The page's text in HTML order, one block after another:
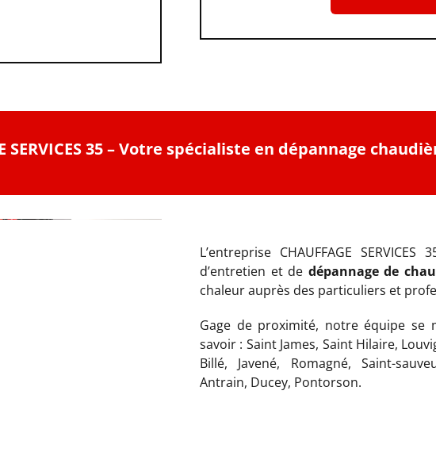
SERVICES 35 – Votre spécialiste en dépannage
L’entreprise CHAUFFAGE
d’entretien et de dépannage de
chaleur auprès des particuliers et
Gage de proximité, notre équipe se
savoir : Saint James, Saint Hilaire,
Billé, Javené, Romagné, Saint-
Antrain, Ducey, Pontorson.